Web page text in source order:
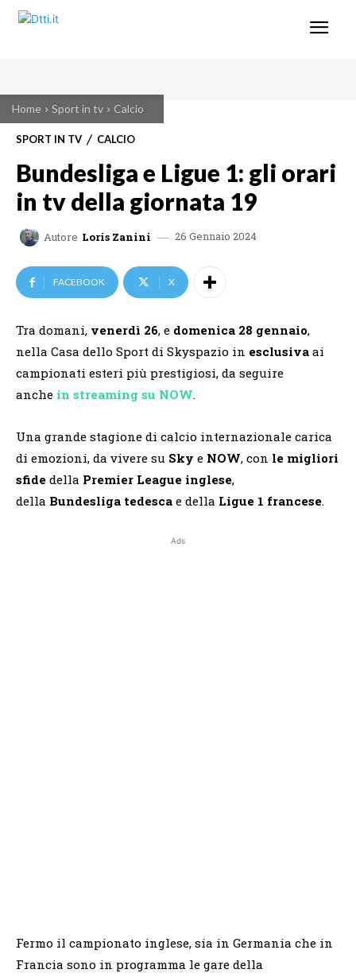
Home Sport in tv Calcio
SPORT IN TV CALCIO
Bundesliga e Ligue 1: gli orari
in tv della giornata 19
Autore Loris Zanini 26 Gennaio 2024
FACEBOOK X
Tra domani, venerdì 26, e domenica 28 gennaio,
nella Casa dello Sport di Skyspazio in esclusiva ai
campionati esteri più prestigiosi, da seguire
anche in streaming su NOW.
Una grande stagione di calcio internazionale carica
di emozioni, da vivere su Sky e NOW, con le migliori
sfide della Premier League inglese,
della Bundesliga tedesca e della Ligue 1 francese.
Ads
Fermo il campionato inglese, sia in Germania che in
Francia sono in programma le gare della